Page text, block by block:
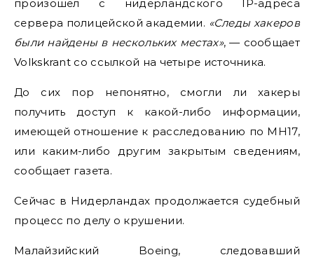
произошел с нидерландского IP-адреса
сервера полицейской академии. «Следы хакеров
были найдены в нескольких местах», — сообщает
Volkskrant со ссылкой на четыре источника.
До сих пор непонятно, смогли ли хакеры
получить доступ к какой-либо информации,
имеющей отношение к расследованию по MH17,
или каким-либо другим закрытым сведениям,
сообщает газета.
Сейчас в Нидерландах продолжается судебный
процесс по делу о крушении.
Малайзийский Boeing, следовавший